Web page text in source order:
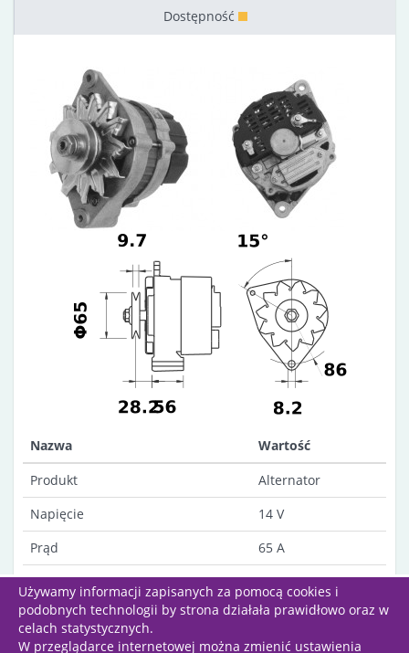
Używamy informacji zapisanych za pomocą cookies i
podobnych technologii by strona działała prawidłowo oraz w
celach statystycznych.
W przeglądarce internetowej można zmienić ustawienia
Dostępność
Nazwa
Wartość
Produkt
Alternator
Napięcie
14 V
Prąd
65 A
Opis
AAK3132